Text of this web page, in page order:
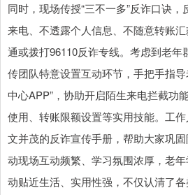
同时，现场传授“三不一多”反诈口诀
来电、不透露个人信息、不随意转账
通或拨打96110反诈专线。考虑到老年
传团队特意设置互动环节，手把手指
中心APP”，协助开启陌生来电拦截功
使用、转账限额设置等实用技能。工
文并茂的反诈宣传手册，帮助大家巩
动现场互动频繁、学习氛围浓厚，老
动贴近生活、实用性强，不仅认清了